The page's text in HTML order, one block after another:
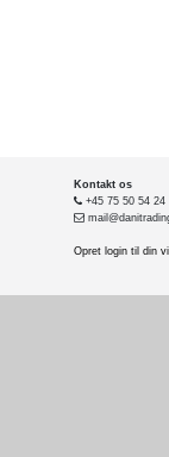
Kontakt os
+45 75 50 54 24
Opret login til din